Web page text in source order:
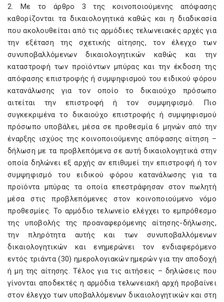
2. Με το άρθρο 3 της κοινοποιούμενης απόφασης
καθορίζονται τα δικαιολογητικά καθώς και η διαδικασία
που ακολουθείται από τις αρμόδιες τελωνειακές αρχές για
την εξέταση της σχετικής αίτησης, τον έλεγχο των
συνυποβαλλόμενων δικαιολογητικών καθώς και την
καταστροφή των προϊόντων μπύρας και την έκδοση της
απόφασης επιστροφής ή συμψηφισμού του ειδικού φόρου
κατανάλωσης για τον οποίο το δικαιούχο πρόσωπο
αιτείται την επιστροφή ή τον συμψηφισμό. Πιο
συγκεκριμένα το δικαιούχο επιστροφής ή συμψηφισμού
πρόσωπο υποβάλει, μέσα σε προθεσμία 6 μηνών από την
έναρξης ισχύος της κοινοποιούμενης απόφασης αίτηση –
δήλωση με τα προβλεπόμενα σε αυτή δικαιολογητικά στην
οποία δηλώνει εξ αρχής αν επιθυμεί την επιστροφή ή τον
συμψηφισμό του ειδικού φόρου κατανάλωσης για τα
προϊόντα μπύρας τα οποία επεστράφησαν στον πωλητή
μέσα στις προβλεπόμενες στον κοινοποιούμενο νόμο
προθεσμίες. Το αρμόδιο τελωνείο ελέγχει το εμπρόθεσμο
της υποβολής της προαναφερόμενης αίτησης-δήλωσης,
την πληρότητα αυτής και των συνυποβαλλόμενων
δικαιολογητικών και ενημερώνει τον ενδιαφερόμενο
εντός τριάντα (30) ημερολογιακών ημερών για την αποδοχή
ή μη της αίτησης. Τέλος για τις αιτήσεις – δηλώσεις που
γίνονται αποδεκτές η αρμόδια τελωνειακή αρχή προβαίνει
στον έλεγχο των υποβαλλόμενων δικαιολογητικών και στη